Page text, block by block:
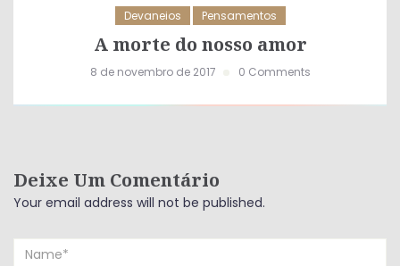
Devaneios Pensamentos
A morte do nosso amor
8 de novembro de 2017 0 Comments
Deixe Um Comentário
Your email address will not be published.